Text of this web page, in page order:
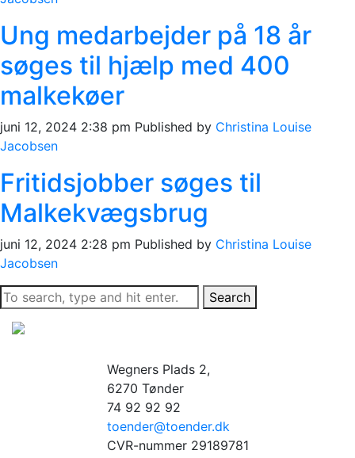
Ung medarbejder på 18 år
søges til hjælp med 400
malkekøer
juni 12, 2024 2:38 pm Published by Christina Louise
Jacobsen
Fritidsjobber søges til
Malkekvægsbrug
juni 12, 2024 2:28 pm Published by Christina Louise
Jacobsen
Search
Wegners Plads 2,
6270 Tønder
74 92 92 92
toender@toender.dk
CVR-nummer 29189781